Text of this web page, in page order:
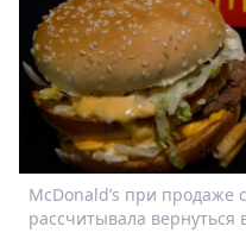
Metro
Стримы
Спецпроекты
Звезды
Выборы
2026
Скачай
Metro
McDonald’s при прoдаже
рассчитывала